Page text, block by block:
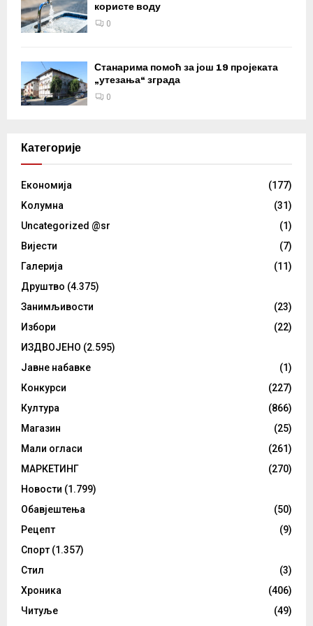
користе воду
0
Станарима помоћ за још 19 пројеката
„утезања“ зграда
0
Категорије
Eкономија
(177)
Kолумнa
(31)
Uncategorized @sr
(1)
Вијести
(7)
Галерија
(11)
Друштво (4.375)
Занимљивости
(23)
Избори
(22)
ИЗДВОЈЕНО (2.595)
Јавне набавке
(1)
Конкурси
(227)
Култура
(866)
Магазин
(25)
Мали огласи
(261)
МАРКЕТИНГ
(270)
Новости (1.799)
Обавјештења
(50)
Рецепт
(9)
Спорт (1.357)
Стил
(3)
Хроника
(406)
Читуље
(49)